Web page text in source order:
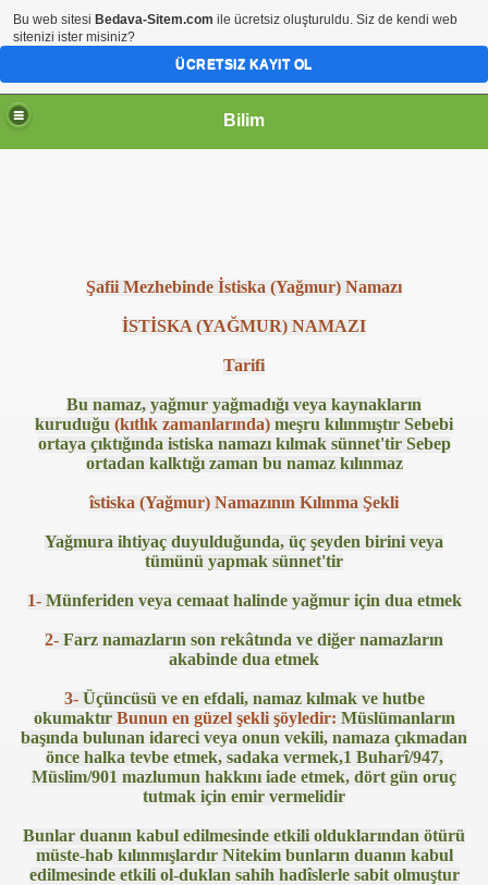
Bilim
Şafii Mezhebinde İstiska (Yağmur) Namazı
İSTİSKA (YAĞMUR) NAMAZI
Tarifi
Bu namaz, yağmur yağmadığı veya kaynakların
kuruduğu (kıtlık zamanlarında) meşru kılınmıştır Sebebi
ortaya çıktığında istiska namazı kılmak sünnet'tir Sebep
ortadan kalktığı zaman bu namaz kılınmaz
îstiska (Yağmur) Namazının Kılınma Şekli
Yağmura ihtiyaç duyulduğunda, üç şeyden birini veya
tümünü yapmak sünnet'tir
1- Münferiden veya cemaat halinde yağmur için dua etmek
2- Farz namazların son rekâtında ve diğer namazların
akabinde dua etmek
3- Üçüncüsü ve en efdali, namaz kılmak ve hutbe
okumaktır Bunun en güzel şekli şöyledir: Müslümanların
başında bulunan idareci veya onun vekili, namaza çıkmadan
önce halka tevbe etmek, sadaka vermek,1 Buharî/947,
Müslim/901 mazlumun hakkını iade etmek, dört gün oruç
tutmak için emir vermelidir
Bunlar duanın kabul edilmesinde etkili olduklarından ötürü
müste-hab kılınmışlardır Nitekim bunların duanın kabul
edilmesinde etkili ol-duklan sahih hadîslerle sabit olmuştur
77-73 Yenildi
açmak için 80 milyon dolar yatırdı
cihazı23564
Bu web sitesi Bedava-Sitem.com ile ücretsiz oluşturuldu. Siz de kendi web
sitenizi ister misiniz?
ÜCRETSIZ KAYIT OL